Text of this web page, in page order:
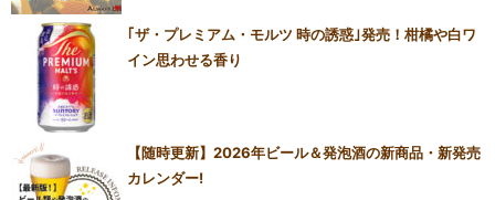
｢ザ・プレミアム・モルツ 時の誘惑｣発売！柑橘や白ワ
イン思わせる香り
【随時更新】2026年ビール＆発泡酒の新商品・新発売
カレンダー!